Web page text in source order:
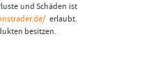
und Schäden ist
erlaubt.
besitzen.